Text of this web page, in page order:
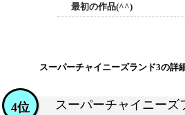
最初の作品(^^)
スーパーチャイニーズランド3の詳
スーパーチャイニーズ
4位